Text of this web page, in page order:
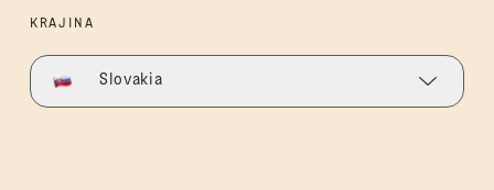
KRAJINA
Slovakia